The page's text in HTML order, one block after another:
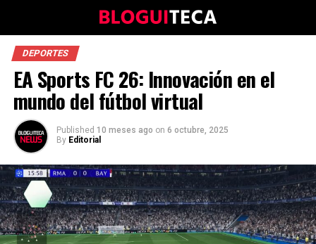
DEPORTES
EA Sports FC 26: Innovación en el
mundo del fútbol virtual
Published 10 meses ago on 6 octubre, 2025
By Editorial